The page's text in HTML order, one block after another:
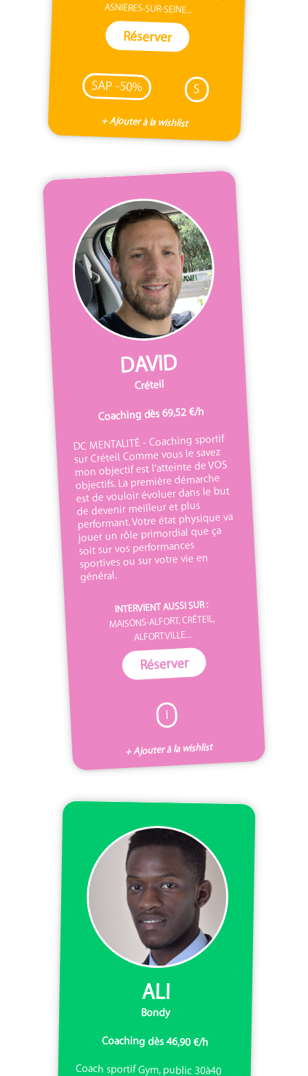
ASNIÈRES-SUR-SEINE...
Réserver
SAP -50% S
+ Ajouter à la wishlist
DAVID
Créteil
Coaching dès 69,52 €/h
DC MENTALITÉ - Coaching sportif
sur Créteil Comme vous le savez
mon objectif est l’atteinte de VOS
objectifs. La première démarche
est de vouloir évoluer dans le but
de devenir meilleur et plus
performant. Votre état physique va
jouer un rôle primordial que ça
soit sur vos performances
sportives ou sur votre vie en
général.
INTERVIENT AUSSI SUR :
MAISONS-ALFORT, CRÉTEIL,
ALFORTVILLE...
Réserver
I
+ Ajouter à la wishlist
ALI
Bondy
Coaching dès 46,90 €/h
Coach sportif Gym, public 30à40
ans, fooball et basket avec
l'association sportive de Bondy.
Activités plein nature marché
nordique avec l'athéisme club de
Romainville, public senior. J'ai été
dans le métier automobile. Vue je
suis attaché au sport j'ai décidé de
me orienté vers le secteur sportif.
J'ai passé le CQP APS année